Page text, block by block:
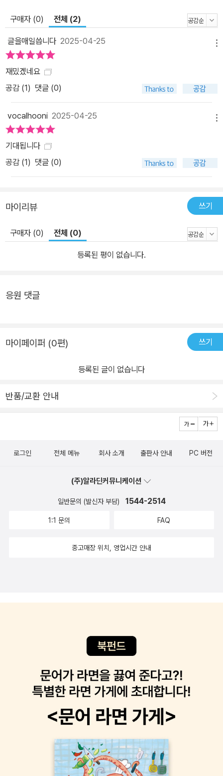
가는 장돌이의 마음과 행동을 따듯한 시선으로 매만져 주는 왕구리와
꼬랑지의 마음이 변함없이 다정하고 든든하게 느껴진다. 특히 이번
이야기에서는 떡을 먹고 나서 발현되는 변화의 모습들이 하나같이 따
바꾸는 ‘고마워’라는 말의 힘, 몸과 마음을 솔솔 시원하게 뚫어 주는
휘파람 소리가 장돌이뿐만 아니라 독자들에게도 고스란히 전해진다.
◆ 초등 베스트셀러 「만복이네 떡집」 시리즈 1. 만복이네 떡집 2. 장
군이네 떡집 3. 소원 떡집 4. 양순이네 떡집 5. 달콩이네 떡집 6. 둥실
이네 떡집 7. 랑랑 형제 떡집 8. 하하 자매 떡집 9. 해님 달님 떡집 10.
왕구리네 떡집 11. 장돌이네 떡집
구매자 (0) 전체 (2)
글을매일씁니다 2025-04-25
재밌겠네요
공감 (1) 댓글 (0)
vocalhooni 2025-04-25
기대됩니다
공감 (1) 댓글 (0)
마이리뷰 쓰기
구매자 (0) 전체 (0)
등록된 평이 없습니다.
응원 댓글
마이페이퍼 (0편) 쓰기
등록된 글이 없습니다
반품/교환 안내
로그인 전체 메뉴 회사 소개 출판사 안내 PC 버전
(주)알라딘커뮤니케이션
일반문의 (발신자 부담) 1544-2514
1:1 문의 FAQ
중고매장 위치, 영업시간 안내